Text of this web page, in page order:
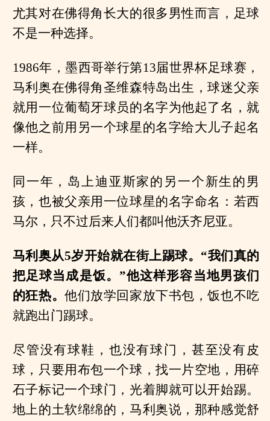
尤其对在佛得角长大的很多男性而言，足球
不是一种选择。
1986年，墨西哥举行第13届世界杯足球赛，
马利奥在佛得角圣维森特岛出生，球迷父亲
就用一位葡萄牙球员的名字为他起了名，就
像他之前用另一个球星的名字给大儿子起名
一样。
同一年，岛上迪亚斯家的另一个新生的男
孩，也被父亲用一位球星的名字命名：若西
马尔，只不过后来人们都叫他沃齐尼亚。
马利奥从5岁开始就在街上踢球。“我们真的
把足球当成是饭。”他这样形容当地男孩们
的狂热。他们放学回家放下书包，饭也不吃
就跑出门踢球。
尽管没有球鞋，也没有球门，甚至没有皮
球，只要用布包一个球，找一片空地，用碎
石子标记一个球门，光着脚就可以开始踢。
地上的土软绵绵的，马利奥说，那种感觉舒